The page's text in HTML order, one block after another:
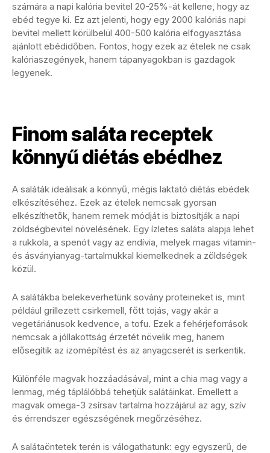
számára a napi kalória bevitel 20-25%-át kellene, hogy az
ebéd tegye ki. Ez azt jelenti, hogy egy 2000 kalóriás napi
bevitel mellett körülbelül 400-500 kalória elfogyasztása
ajánlott ebédidőben. Fontos, hogy ezek az ételek ne csak
kalóriaszegények, hanem tápanyagokban is gazdagok
legyenek.
Finom saláta receptek
könnyű diétás ebédhez
A saláták ideálisak a könnyű, mégis laktató diétás ebédek
elkészítéséhez. Ezek az ételek nemcsak gyorsan
elkészíthetők, hanem remek módját is biztosítják a napi
zöldségbevitel növelésének. Egy ízletes saláta alapja lehet
a rukkola, a spenót vagy az endívia, melyek magas vitamin-
és ásványianyag-tartalmukkal kiemelkednek a zöldségek
közül.
A salátákba belekeverhetünk sovány proteineket is, mint
például grillezett csirkemell, főtt tojás, vagy akár a
vegetáriánusok kedvence, a tofu. Ezek a fehérjeforrások
nemcsak a jóllakottság érzetét növelik meg, hanem
elősegítik az izomépítést és az anyagcserét is serkentik.
Különféle magvak hozzáadásával, mint a chia mag vagy a
lenmag, még táplálóbbá tehetjük salátáinkat. Emellett a
magvak omega-3 zsírsav tartalma hozzájárul az agy, szív
és érrendszer egészségének megőrzéséhez.
A salátaöntetek terén is válogathatunk: egy egyszerű, de